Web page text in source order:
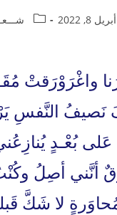
أبريل 8, 2022
Post
واغْرَوْرَقتْ
نَصيفُ النَّفسِ
بُعْـدٍ
أنَّني أصِلُ
لا شَكَّ